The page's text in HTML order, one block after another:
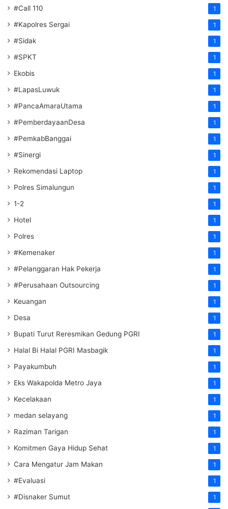
#Call 110 1
#Kapolres Sergai 1
#Sidak 1
#SPKT 1
Ekobis 1
#LapasLuwuk 1
#PancaAmaraUtama 1
#PemberdayaanDesa 1
#PemkabBanggai 1
#Sinergi 1
Rekomendasi Laptop 1
Polres Simalungun 1
1-2 1
Hotel 1
Polres 1
#Kemenaker 1
#Pelanggaran Hak Pekerja 1
#Perusahaan Outsourcing 1
Keuangan 1
Desa 1
Bupati Turut Reresmikan Gedung PGRI 1
Halal Bi Halal PGRI Masbagik 1
Payakumbuh 1
Eks Wakapolda Metro Jaya 1
Kecelakaan 1
medan selayang 1
Raziman Tarigan 1
Komitmen Gaya Hidup Sehat 1
Cara Mengatur Jam Makan 1
#Evaluasi 1
#Disnaker Sumut 1